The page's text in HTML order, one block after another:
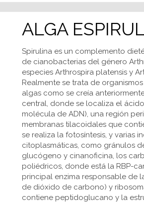
ALGA
Spirulina es un complemento
de cianobacterias del género
especies Arthrospira platensis y
Realmente se trata de
algas como se creía
central, donde se localiza el
molécula de ADN), una región
membranas tilacoidales que
se realiza la fotosíntesis, y varias
citoplasmáticas, como gránulos
glucógeno y cinanoficina, los
poliédricos, donde está la RBP-
principal enzima responsable de
de dióxido de carbono) y
contiene peptidoglucano y la